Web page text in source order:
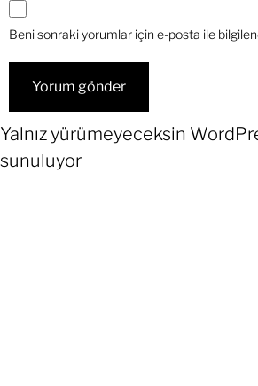
Beni sonraki yorumlar için e-posta ile
Yalnız yürümeyeceksin
sunuluyor